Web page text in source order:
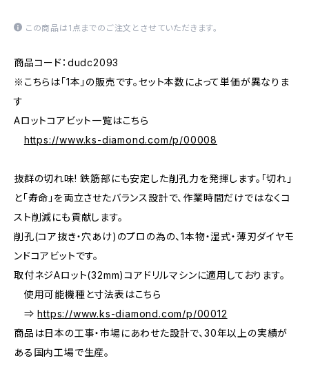
この商品は1点までのご注文とさせていただきます。
商品コード：dudc2093
※こちらは「1本」の販売です。セット本数によって単価が異なりま
す
Aロットコアビット一覧はこちら
https://www.ks-diamond.com/p/00008
抜群の切れ味! 鉄筋部にも安定した削孔力を発揮します。「切れ」
と「寿命」を両立させたバランス設計で、作業時間だけではなくコ
スト削減にも貢献します。
削孔(コア抜き・穴あけ)のプロの為の、1本物・湿式・薄刃ダイヤモ
ンドコアビットです。
取付ネジAロット(32mm)コアドリルマシンに適用しております。
使用可能機種と寸法表はこちら
⇒https://www.ks-diamond.com/p/00012
商品は日本の工事・市場にあわせた設計で、30年以上の実績が
ある国内工場で生産。